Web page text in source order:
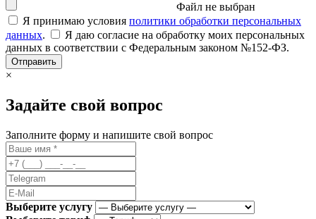
Файл не выбран
Я принимаю условия политики обработки персональных
данных.
Я даю согласие на обработку моих персональных
данных в соответствии с Федеральным законом №152-ФЗ.
Отправить
×
Задайте свой вопрос
Заполните форму и напишите свой вопрос
Выберите услугу